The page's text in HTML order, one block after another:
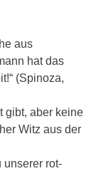
aus
hat das
(Spinoza,
gibt, aber keine
Witz aus der
unserer rot-